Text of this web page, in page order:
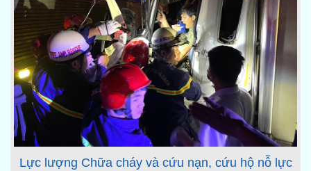
Lực lượng Chữa cháy và cứu nạn, cứu hộ nỗ lực